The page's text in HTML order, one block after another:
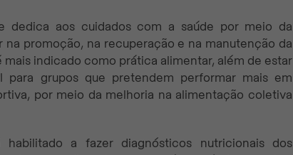
dedica aos cuidados com a saúde por meio da
promoção, na recuperação e na manutenção da
mais indicado como prática alimentar, além de estar
para grupos que pretendem performar mais em
por meio da melhoria na alimentação coletiva
a fazer diagnósticos nutricionais dos